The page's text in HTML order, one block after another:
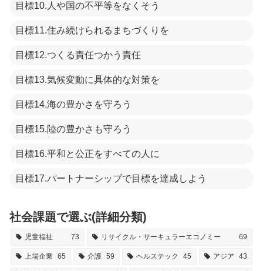
目標10.人や国の不平等をなくそう
目標11.住み続けられるまちづくりを
目標12.つくる責任つかう責任
目標13.気候変動に具体的な対策を
目標14.海の豊かさを守ろう
目標15.陸の豊かさも守ろう
目標16.平和と公正をすべての人に
目標17.パートナーシップで目標を達成しよう
社会課題で選ぶ(詳細分類)
児童福祉 73 リサイクル・サーキュラーエコノミー 69
上場企業 65 介護 59 ヘルステック 45 アジア 43